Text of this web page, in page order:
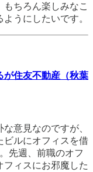
ちろん楽しみなこ
うにしたいです。
が住友不動産（秋葉
意見なのですが、
ビルにオフィスを借
先週、前職のオフ
フィスにお邪魔した